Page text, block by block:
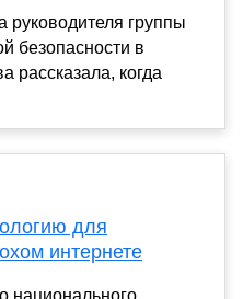
руководителя группы
безопасности в
рассказала, когда
для
интернете